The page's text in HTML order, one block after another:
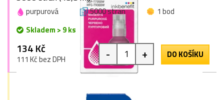
purpurová 5000 stran
1 bod
Skladem > 9 ks
134 Kč
111 Kč bez DPH - + DO KOŠÍKU